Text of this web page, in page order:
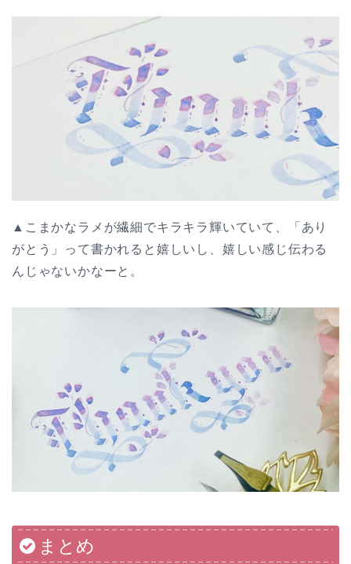
▲こまかなラメが繊細でキラキラ輝いていて、「あり
がとう」って書かれると嬉しいし、嬉しい感じ伝わる
んじゃないかなーと。
まとめ